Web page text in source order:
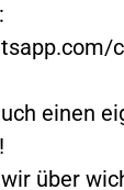
einen
über